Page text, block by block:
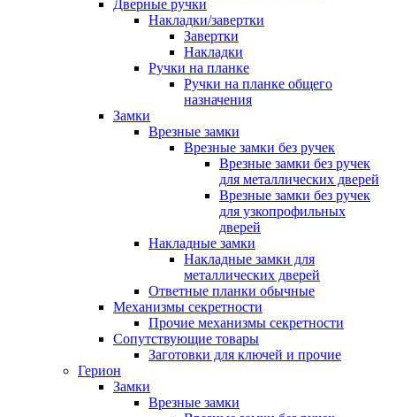
Дверные ручки
Накладки/завертки
Завертки
Накладки
Ручки на планке
Ручки на планке общего
назначения
Замки
Врезные замки
Врезные замки без ручек
Врезные замки без ручек
для металлических дверей
Врезные замки без ручек
для узкопрофильных
дверей
Накладные замки
Накладные замки для
металлических дверей
Ответные планки обычные
Механизмы секретности
Прочие механизмы секретности
Сопутствующие товары
Заготовки для ключей и прочие
Герион
Замки
Врезные замки